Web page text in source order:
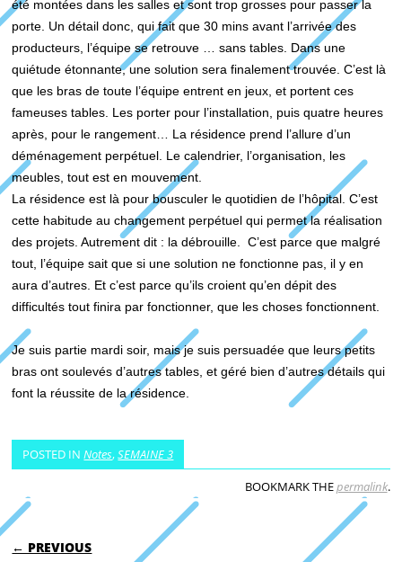
été montées dans les salles et sont trop grosses pour passer la
porte. Un détail donc, qui fait que 30 mins avant l’arrivée des
producteurs, l’équipe se retrouve … sans tables. Dans une
quiétude étonnante, une solution sera finalement trouvée. C’est là
que les bras de toute l’équipe entrent en jeux, et portent ces
fameuses tables. Les porter pour l’installation, puis quatre heures
après, pour le rangement… La résidence prend l’allure d’un
déménagement perpétuel. Le calendrier, l’organisation, les
meubles, tout est en mouvement.
La résidence est là pour bousculer le quotidien de l’hôpital. C’est
cette habitude au changement perpétuel qui permet la réalisation
des projets. Autrement dit : la débrouille. C’est parce que malgré
tout, l’équipe sait que si une solution ne fonctionne pas, il y en
aura d’autres. Et c’est parce qu’ils croient qu’en dépit des
difficultés tout finira par fonctionner, que les choses fonctionnent.
Je suis partie mardi soir, mais je suis persuadée que leurs petits
bras ont soulevés d’autres tables, et géré bien d’autres détails qui
font la réussite de la résidence.
POSTED INNotes,SEMAINE 3
BOOKMARK THEpermalink.
POST NAVIGATION
← PREVIOUS